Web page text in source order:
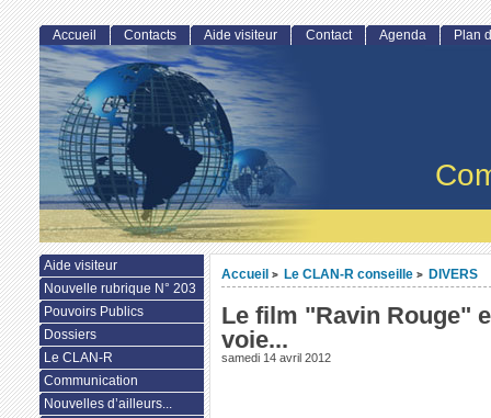
Accueil > Le CLAN-R conseille > DIVERS
Le film "Ravin Rouge"
voie...
samedi 14 avril 2012
Accueil Contacts Aide visiteur Contact Agenda Plan
Aide visiteur
Nouvelle rubrique N° 203
Pouvoirs Publics
Dossiers
Le CLAN-R
Communication
Nouvelles d’ailleurs...